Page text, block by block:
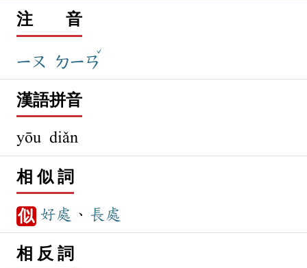
注 音
ㄧㄡ ㄉㄧㄢ
ˇ
漢語拼音
yōu diǎn
相 似 詞
似 好處 、 長處
相 反 詞